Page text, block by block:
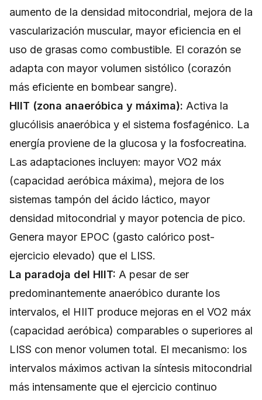
aumento de la densidad mitocondrial, mejora de la
vascularización muscular, mayor eficiencia en el
uso de grasas como combustible. El corazón se
adapta con mayor volumen sistólico (corazón
más eficiente en bombear sangre).
HIIT (zona anaeróbica y máxima): Activa la
glucólisis anaeróbica y el sistema fosfagénico. La
energía proviene de la glucosa y la fosfocreatina.
Las adaptaciones incluyen: mayor VO2 máx
(capacidad aeróbica máxima), mejora de los
sistemas tampón del ácido láctico, mayor
densidad mitocondrial y mayor potencia de pico.
Genera mayor EPOC (gasto calórico post-
ejercicio elevado) que el LISS.
La paradoja del HIIT: A pesar de ser
predominantemente anaeróbico durante los
intervalos, el HIIT produce mejoras en el VO2 máx
(capacidad aeróbica) comparables o superiores al
LISS con menor volumen total. El mecanismo: los
intervalos máximos activan la síntesis mitocondrial
más intensamente que el ejercicio continuo